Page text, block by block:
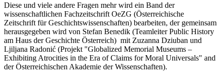
Diese und viele andere Fragen mehr wird ein Band der
wissenschaftlichen Fachzeitschrift OeZG (Österreichische
Zeitschrift für Geschichtswissenschaften) bearbeiten, der gemeinsam
herausgegeben wird von Stefan Benedik (Teamleiter Public History
am Haus der Geschichte Österreich) mit Zuzanna Dziuban und
Ljiljana Radonić (Projekt "Globalized Memorial Museums –
Exhibiting Atrocities in the Era of Claims for Moral Universals" and
der Österreichischen Akademie der Wissenschaften).